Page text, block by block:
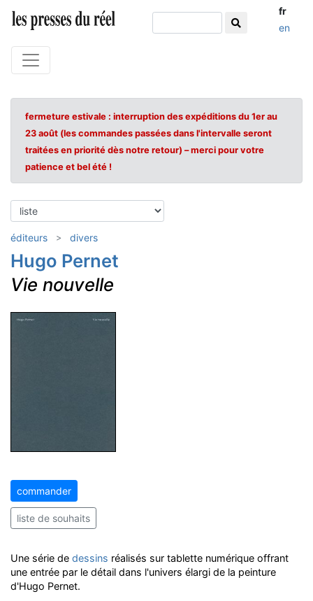
fr
en
fermeture estivale : interruption des expéditions du 1er au
23 août (les commandes passées dans l'intervalle seront
traitées en priorité dès notre retour) – merci pour votre
patience et bel été !
éditeurs divers
Hugo Pernet
Vie nouvelle
commander
liste de souhaits
Une série de dessins réalisés sur tablette numérique offrant
une entrée par le détail dans l'univers élargi de la peinture
d'Hugo Pernet.